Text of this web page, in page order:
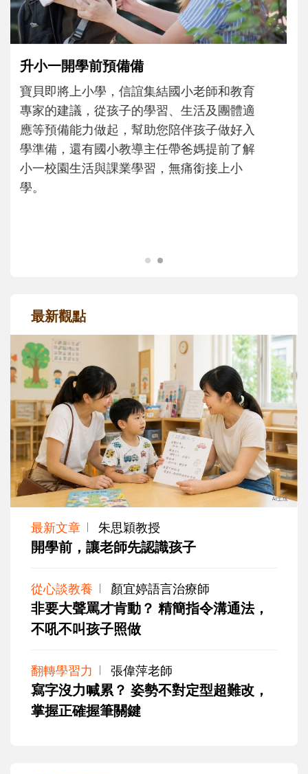
主、角色認同及解決問題的能力養成。爸爸
正嘗試用不同的模樣，參與孩子每個重要的
最新觀點
最新文章 朱思穎教授
開學前，讓老師先認識孩子
從心談教養 顏宜婷語言治療師
非要大聲罵才肯動？ 精簡指令溝通法，
不吼不叫孩子照做
翻轉學習力 張偉萍老師
寫字沒力喊累？ 姿勢不對定型超難改，
掌握正確握筆關鍵